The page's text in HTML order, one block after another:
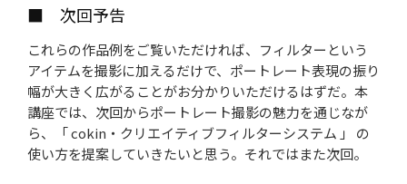
■ 次回予告
これらの作品例をご覧いただければ、フィルターという
アイテムを撮影に加えるだけで、ポートレート表現の振り
幅が大きく広がることがお分かりいただけるはずだ。本
講座では、次回からポートレート撮影の魅力を通じなが
ら、「 cokin・クリエイティブフィルターシステム 」 の
使い方を提案していきたいと思う。それではまた次回。